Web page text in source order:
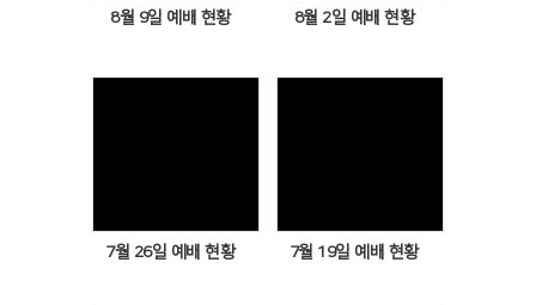
8월 9일 예배 현황 8월 2일 예배 현황
7월 26일 예배 현황 7월 19일 예배 현황